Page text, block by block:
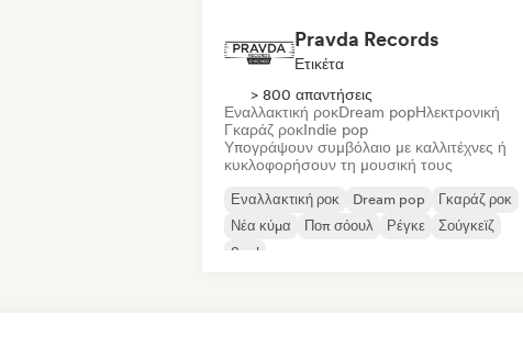
Pravda Records
Ετικέτα
> 800 απαντήσεις
Εναλλακτική ροκDream popΗλεκτρονική
Γκαράζ ροκIndie pop
Υπογράψουν συμβόλαιο με καλλιτέχνες ή
κυκλοφορήσουν τη μουσική τους
Εναλλακτική ροκ Dream pop
Γκαράζ ροκ
Νέα κύμα
Ποπ σόουλ Ρέγκε
Σούγκεϊζ
Soul